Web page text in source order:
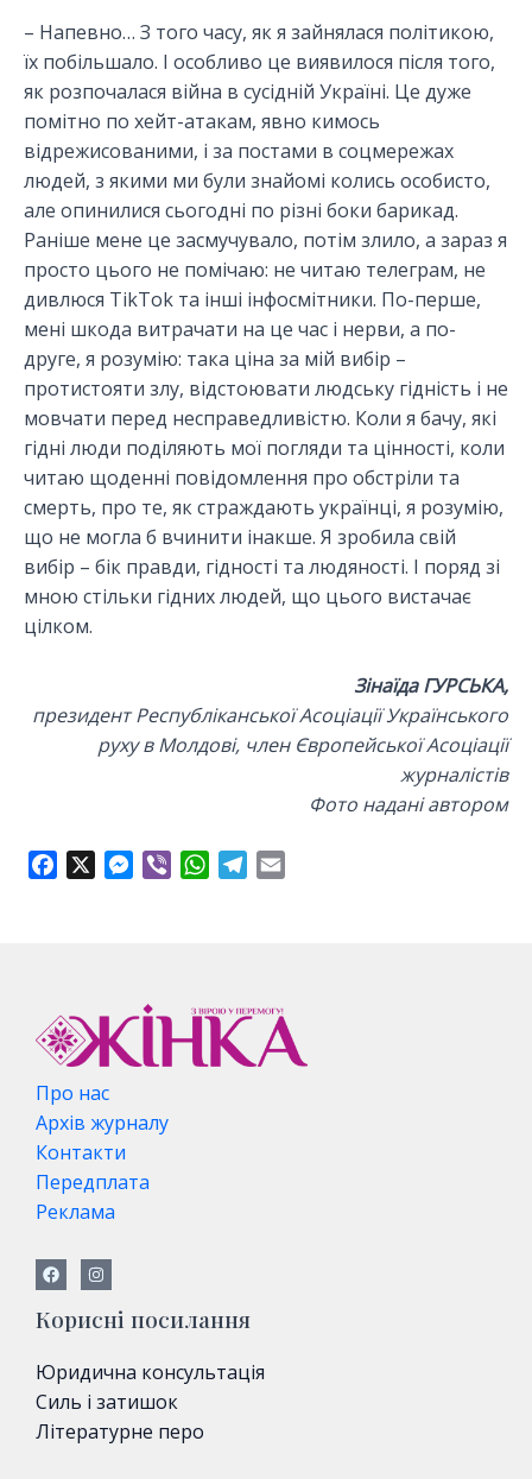
– Напевно… З того часу, як я зайнялася політикою,
їх побільшало. І особливо це виявилося після того,
як розпочалася війна в сусідній Україні. Це дуже
помітно по хейт-атакам, явно кимось
відрежисованими, і за постами в соцмережах
людей, з якими ми були знайомі колись особисто,
але опинилися сьогодні по різні боки барикад.
Раніше мене це засмучувало, потім злило, а зараз я
просто цього не помічаю: не читаю телеграм, не
дивлюся TikTok та інші інфосмітники. По-перше,
мені шкода витрачати на це час і нерви, а по-
друге, я розумію: така ціна за мій вибір –
протистояти злу, відстоювати людську гідність і не
мовчати перед несправедливістю. Коли я бачу, які
гідні люди поділяють мої погляди та цінності, коли
читаю щоденні повідомлення про обстріли та
смерть, про те, як страждають українці, я розумію,
що не могла б вчинити інакше. Я зробила свій
вибір – бік правди, гідності та людяності. І поряд зі
мною стільки гідних людей, що цього вистачає
цілком.
Зінаїда ГУРСЬКА,
президент Республіканської Асоціації Українського
руху в Молдові, член Європейської Асоціації
журналістів
Фото надані автором
o
k
M
n
e
W
A
p
p
r
m
Про нас
Архів журналу
Контакти
Передплата
Реклама
Корисні посилання
Юридична консультація
Силь і затишок
Літературне перо